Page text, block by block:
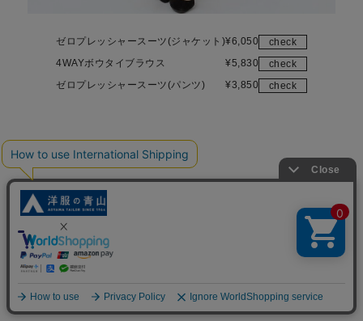
ゼロプレッシャースーツ(ジャケット)¥6,050
check
4WAYボウタイブラウス
¥5,830
check
ゼロプレッシャースーツ(パンツ)
¥3,850 check
Beige&Beige